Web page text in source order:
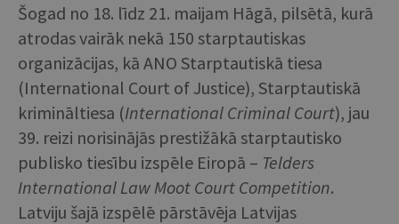
Šogad no 18. līdz 21. maijam Hāgā, pilsētā, kurā
atrodas vairāk nekā 150 starptautiskas
organizācijas, kā ANO Starptautiskā tiesa
(International Court of Justice), Starptautiskā
krimināltiesa (International Criminal Court), jau
39. reizi norisinājās prestižākā starptautisko
publisko tiesību izspēle Eiropā – Telders
International Law Moot Court Competition.
Latviju šajā izspēlē pārstāvēja Latvijas